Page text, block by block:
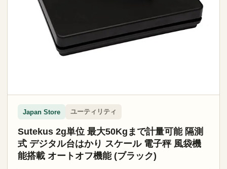
Japan Store ユーティリティ
Sutekus 2g単位 最大50Kgまで計量可能 隔測
式 デジタル台はかり スケール 電子秤 風袋機
能搭載 オートオフ機能 (ブラック)